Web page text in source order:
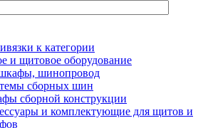
к категории
и щитовое оборудование
шинопровод
сборных шин
сборной конструкции
и комплектующие для щитов и